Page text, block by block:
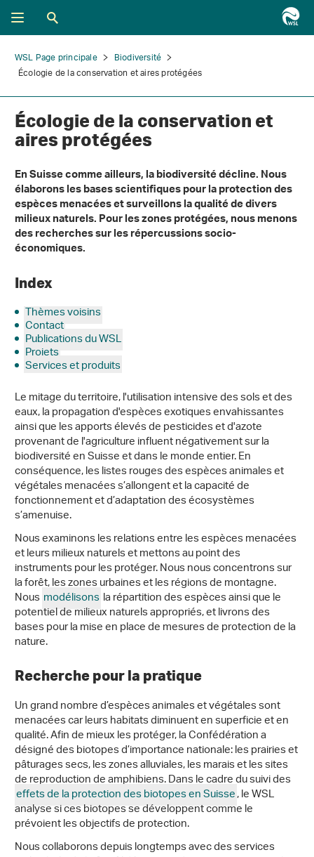
WSL Page principale
Biodiversité
Écologie de la conservation et aires protégées
Écologie de la conservation et
aires protégées
En Suisse comme ailleurs, la biodiversité décline. Nous
élaborons les bases scientifiques pour la protection des
espèces menacées et surveillons la qualité de divers
milieux naturels. Pour les zones protégées, nous menons
des recherches sur les répercussions socio-
économiques.
Index
Thèmes voisins
Contact
Publications du WSL
Projets
Services et produits
Le mitage du territoire, l'utilisation intensive des sols et des
eaux, la propagation d'espèces exotiques envahissantes
ainsi que les apports élevés de pesticides et d'azote
provenant de l'agriculture influent négativement sur la
biodiversité en Suisse et dans le monde entier. En
conséquence, les listes rouges des espèces animales et
végétales menacées s’allongent et la capacité de
fonctionnement et d’adaptation des écosystèmes
s’amenuise.
Nous examinons les relations entre les espèces menacées
et leurs milieux naturels et mettons au point des
instruments pour les protéger. Nous nous concentrons sur
la forêt, les zones urbaines et les régions de montagne.
Nousmodélisonsla répartition des espèces ainsi que le
potentiel de milieux naturels appropriés, et livrons des
bases pour la mise en place de mesures de protection de la
nature.
Recherche pour la pratique
Un grand nombre d’espèces animales et végétales sont
menacées car leurs habitats diminuent en superficie et en
qualité. Afin de mieux les protéger, la Confédération a
désigné des biotopes d’importance nationale: les prairies et
pâturages secs, les zones alluviales, les marais et les sites
de reproduction de amphibiens. Dans le cadre du suivi des
effets de la protection des biotopes en Suisse, le WSL
analyse si ces biotopes se développent comme le
prévoient les objectifs de protection.
Nous collaborons depuis longtemps avec des services